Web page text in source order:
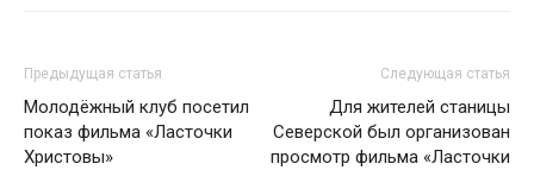
Предыдущая статья
Молодёжный клуб посетил
показ фильма «Ласточки
Христовы»
Следующая статья
Для жителей станицы
Северской был организован
просмотр фильма «Ласточки